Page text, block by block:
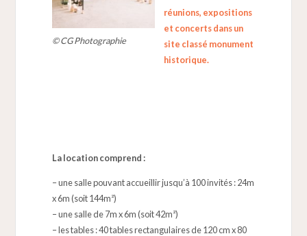
© CG Photographie
réunions, expositions
et concerts dans un
site classé monument
historique.
La location comprend :
– une salle pouvant accueillir jusqu’à 100 invités : 24m
x 6m (soit 144m²)
– une salle de 7m x 6m (soit 42m²)
– les tables : 40 tables rectangulaires de 120 cm x 80